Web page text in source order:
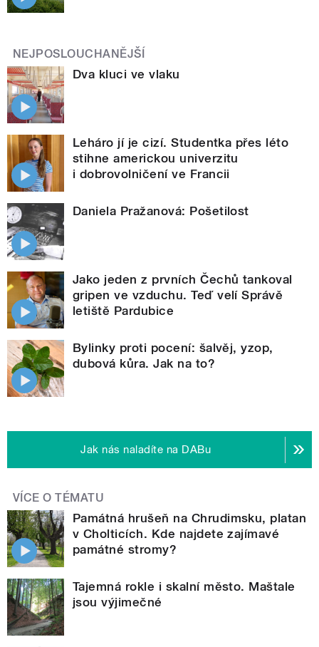
NEJPOSLOUCHANĚJŠÍ
Dva kluci ve vlaku
Leháro jí je cizí. Studentka přes léto
stihne americkou univerzitu
i dobrovolničení ve Francii
Daniela Pražanová: Pošetilost
Jako jeden z prvních Čechů tankoval
gripen ve vzduchu. Teď velí Správě
letiště Pardubice
Bylinky proti pocení: šalvěj, yzop,
dubová kůra. Jak na to?
Jak nás naladíte na DABu
VÍCE O TÉMATU
Památná hrušeň na Chrudimsku, platan
v Cholticích. Kde najdete zajímavé
památné stromy?
Tajemná rokle i skalní město. Maštale
jsou výjimečné